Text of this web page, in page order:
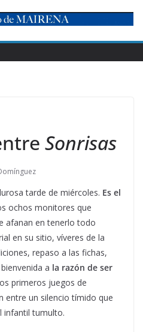
Sonrisas
tarde de miércoles. Es el
ochos monitores que
afanan en tenerlo todo
en su sitio, víveres de la
repaso a las fichas,
a la razón de ser
primeros juegos de
entre un silencio tímido que
infantil tumulto.